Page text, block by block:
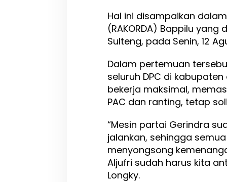
o
a
T
k
a
n
k
a
n
M
e
s
n
P
Hal ini disampaikan
(RAKORDA) Bappilu yang
Sulteng, pada Senin, 12
Dalam pertemuan
seluruh DPC di
bekerja maksimal,
PAC dan ranting, tetap
“Mesin partai Gerindra
jalankan, sehingga
menyongsong
Aljufri sudah harus kita
Longky.